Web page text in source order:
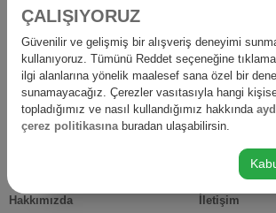
İş Yerine Özel
Oto-Yapı-Bahçe
Hediyelik Ürünler
Diğer Ürünler
İsraf
Hakkımızda
İletişim
ÇALIŞIYORUZ
Güvenilir ve gelişmiş bir alışveriş deneyimi
kullanıyoruz. Tümünü Reddet seçeneğine
ilgi alanlarına yönelik maalesef sana özel bir
sunamayacağız. Çerezler vasıtasıyla hangi
topladığımız ve nasıl kullandığımız hakkında
çerez politikasına buradan ulaşabilirsin.